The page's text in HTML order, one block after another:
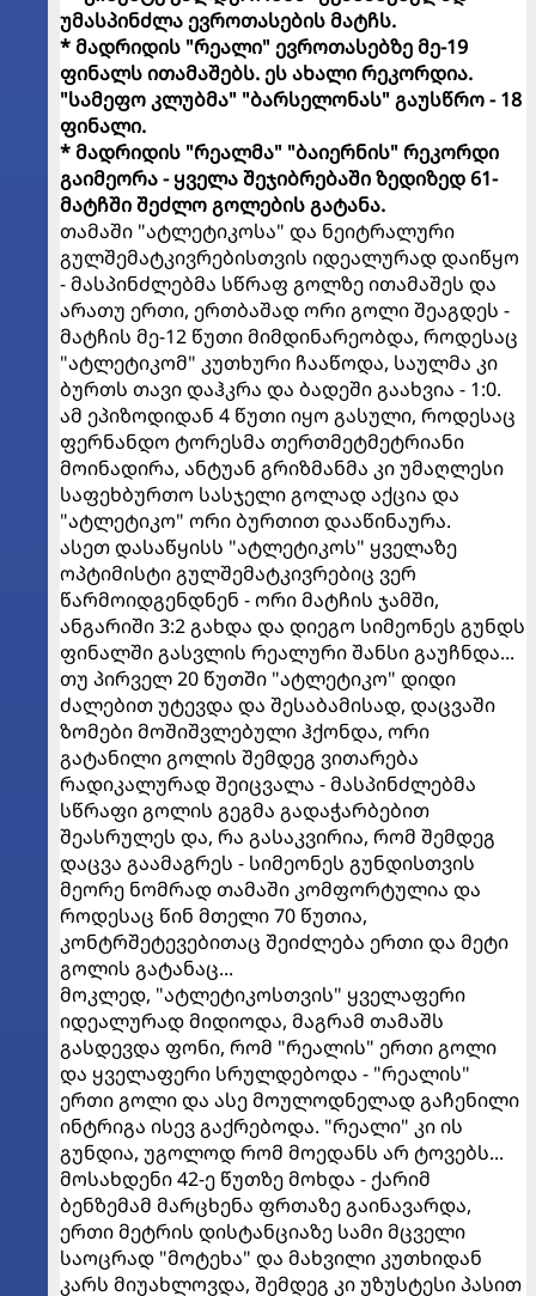
უმასპინძლა ევროთასების მატჩს.
* მადრიდის "რეალი" ევროთასებზე მე-19
ფინალს ითამაშებს. ეს ახალი რეკორდია.
"სამეფო კლუბმა" "ბარსელონას" გაუსწრო - 18
ფინალი.
* მადრიდის "რეალმა" "ბაიერნის" რეკორდი
გაიმეორა - ყველა შეჯიბრებაში ზედიზედ 61-
მატჩში შეძლო გოლების გატანა.
თამაში "ატლეტიკოსა" და ნეიტრალური
გულშემატკივრებისთვის იდეალურად დაიწყო
- მასპინძლებმა სწრაფ გოლზე ითამაშეს და
არათუ ერთი, ერთბაშად ორი გოლი შეაგდეს -
მატჩის მე-12 წუთი მიმდინარეობდა, როდესაც
"ატლეტიკომ" კუთხური ჩააწოდა, საულმა კი
ბურთს თავი დაჰკრა და ბადეში გაახვია - 1:0.
ამ ეპიზოდიდან 4 წუთი იყო გასული, როდესაც
ფერნანდო ტორესმა თერთმეტმეტრიანი
მოინადირა, ანტუან გრიზმანმა კი უმაღლესი
საფეხბურთო სასჯელი გოლად აქცია და
"ატლეტიკო" ორი ბურთით დააწინაურა.
ასეთ დასაწყისს "ატლეტიკოს" ყველაზე
ოპტიმისტი გულშემატკივრებიც ვერ
წარმოიდგენდნენ - ორი მატჩის ჯამში,
ანგარიში 3:2 გახდა და დიეგო სიმეონეს გუნდს
ფინალში გასვლის რეალური შანსი გაუჩნდა...
თუ პირველ 20 წუთში "ატლეტიკო" დიდი
ძალებით უტევდა და შესაბამისად, დაცვაში
ზომები მოშიშვლებული ჰქონდა, ორი
გატანილი გოლის შემდეგ ვითარება
რადიკალურად შეიცვალა - მასპინძლებმა
სწრაფი გოლის გეგმა გადაჭარბებით
შეასრულეს და, რა გასაკვირია, რომ შემდეგ
დაცვა გაამაგრეს - სიმეონეს გუნდისთვის
მეორე ნომრად თამაში კომფორტულია და
როდესაც წინ მთელი 70 წუთია,
კონტრშეტევებითაც შეიძლება ერთი და მეტი
გოლის გატანაც...
მოკლედ, "ატლეტიკოსთვის" ყველაფერი
იდეალურად მიდიოდა, მაგრამ თამაშს
გასდევდა ფონი, რომ "რეალის" ერთი გოლი
და ყველაფერი სრულდებოდა - "რეალის"
ერთი გოლი და ასე მოულოდნელად გაჩენილი
ინტრიგა ისევ გაქრებოდა. "რეალი" კი ის
გუნდია, უგოლოდ რომ მოედანს არ ტოვებს...
მოსახდენი 42-ე წუთზე მოხდა - ქარიმ
ბენზემამ მარცხენა ფრთაზე გაინავარდა,
ერთი მეტრის დისტანციაზე სამი მცველი
საოცრად "მოტეხა" და მახვილი კუთხიდან
კარს მიუახლოვდა, შემდეგ კი უზუსტესი პასით